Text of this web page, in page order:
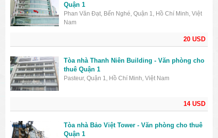
20 USD
Quận 1
Phan Văn Đạt, Bến Nghé, Quận 1, Hồ Chí Minh, Việt
Nam
14 USD
Tòa nhà Thanh Niên Building - Văn phòng cho
thuê Quận 1
Pasteur, Quận 1, Hồ Chí Minh, Việt Nam
Tòa nhà Bảo Việt Tower - Văn phòng cho thuê
Quận 1